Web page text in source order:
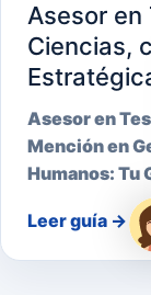
Asesor en
Ciencias,
Asesor en
Mención en
Humanos: Tu
Leer guía →